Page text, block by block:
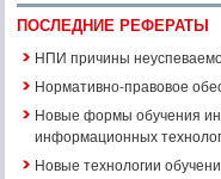
ПОСЛЕДНИЕ РЕФЕРАТЫ
НПИ причины
Нормативно-правовое
Новые формы обучения
информационных
Новые технологии